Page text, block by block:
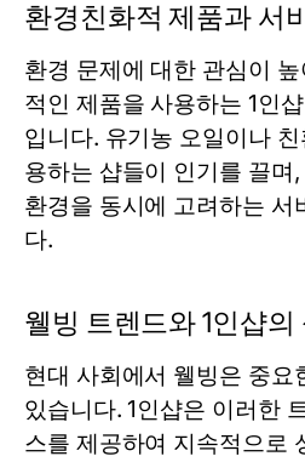
환경친화적 제품과 서
환경 문제에 대한 관심이
적인 제품을 사용하는 1인
입니다. 유기농 오일이나
용하는 샵들이 인기를 끌며
환경을 동시에 고려하는 서
다.
웰빙 트렌드와 1인샵의
현대 사회에서 웰빙은 중요
있습니다. 1인샵은 이러한
스를 제공하여 지속적으로